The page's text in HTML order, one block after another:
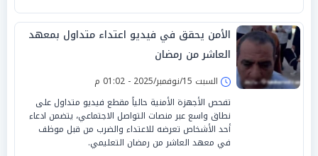
الأمن يحقق في فيديو اعتداء متداول بمعهد
العاشر من رمضان
السبت 15/نوفمبر/2025 - 01:02 م
تفحص الأجهزة الأمنية حالياً مقطع فيديو متداول على
نطاق واسع عبر منصات التواصل الاجتماعي، يتضمن ادعاء
أحد الأشخاص تعرضه للاعتداء والضرب من قبل موظف
في معهد العاشر من رمضان التعليمي.